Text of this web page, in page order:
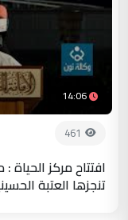
14:06
461
تنجزها العتبة